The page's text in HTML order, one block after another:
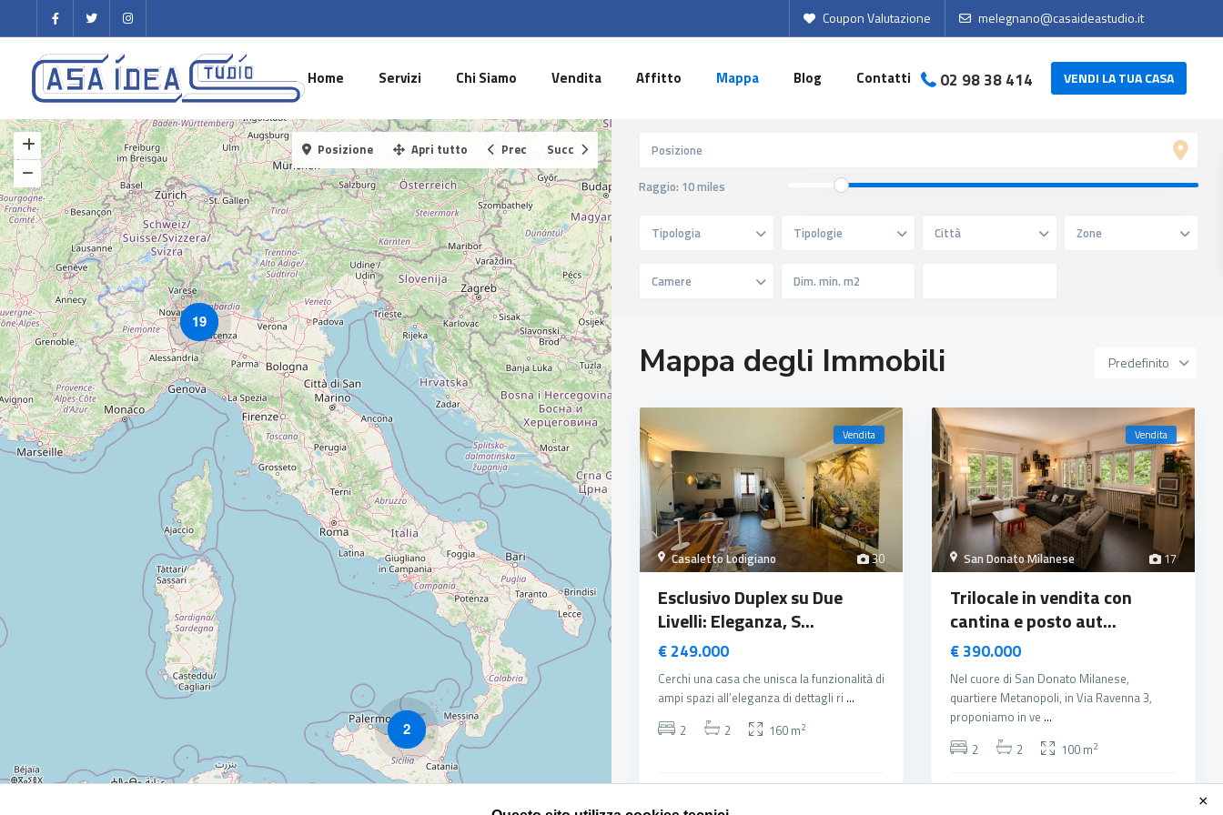
Coupon Valutazione melegnano@casaideastudio.it
VENDI LA TUA CASA
02 98 38 414
Home Servizi Chi Siamo Vendita Affitto Mappa Blog Contatti
2
19
Posizione Apri tutto Prec Succ
Raggio: 10 miles
Tipologia Tipologie Città Zone
Camere
Predefinito
Mappa degli Immobili
30
Casaletto Lodigiano
Vendita
Esclusivo Duplex su Due
Livelli: Eleganza, S...
€ 249.000
Cerchi una casa che unisca la funzionalità di
ampi spazi all’eleganza di dettagli ri ...
2
2 160 m2
17
San Donato Milanese
Vendita
Trilocale in vendita con
cantina e posto aut...
€ 390.000
Nel cuore di San Donato Milanese,
quartiere Metanopoli, in Via Ravenna 3,
proponiamo in ve ...
2
2 100 m2
×